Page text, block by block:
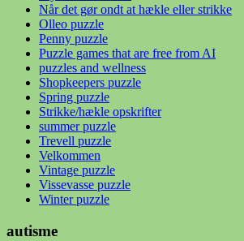
Når det gør ondt at hækle eller strikke
Olleo puzzle
Penny puzzle
Puzzle games that are free from AI
puzzles and wellness
Shopkeepers puzzle
Spring puzzle
Strikke/hækle opskrifter
summer puzzle
Trevell puzzle
Velkommen
Vintage puzzle
Vissevasse puzzle
Winter puzzle
autisme